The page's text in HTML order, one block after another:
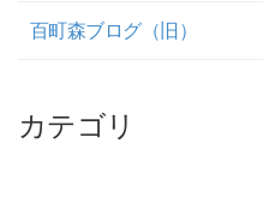
百町森ブログ（旧）
カテゴリ